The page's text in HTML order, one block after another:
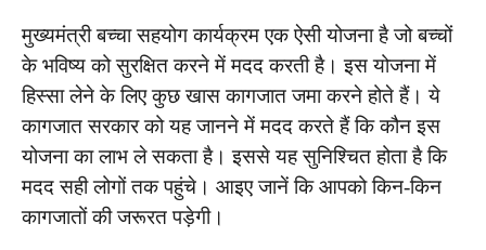
मुख्यमंत्री बच्चा सहयोग कार्यक्रम एक ऐसी योजना है जो बच्चों
के भविष्य को सुरक्षित करने में मदद करती है। इस योजना में
हिस्सा लेने के लिए कुछ खास कागजात जमा करने होते हैं। ये
कागजात सरकार को यह जानने में मदद करते हैं कि कौन इस
योजना का लाभ ले सकता है। इससे यह सुनिश्चित होता है कि
मदद सही लोगों तक पहुंचे। आइए जानें कि आपको किन-किन
कागजातों की जरूरत पड़ेगी।